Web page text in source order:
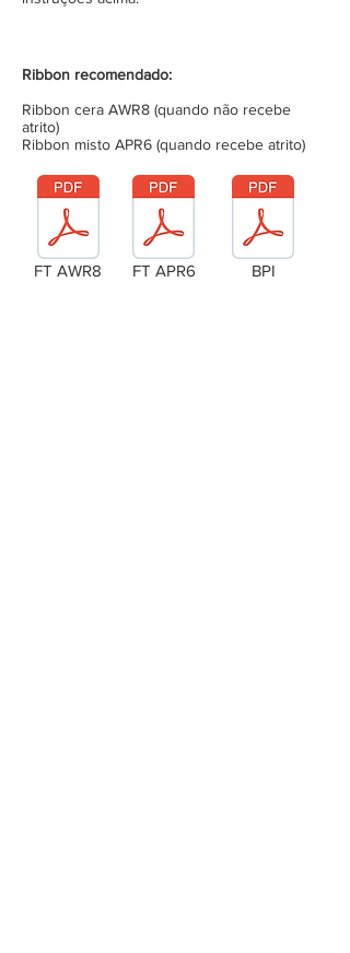
Ribbon recomendado:
Ribbon cera AWR8 (quando não recebe
atrito)
Ribbon misto APR6 (quando recebe atrito)
FT AWR8 FT APR6 BPI